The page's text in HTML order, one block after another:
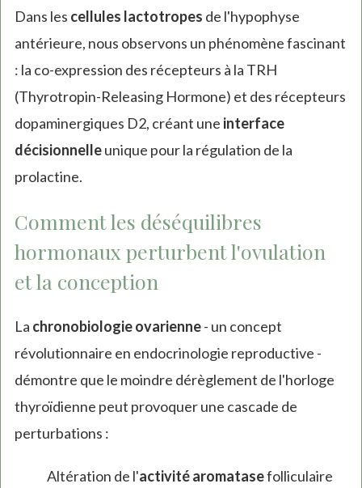
Dans les cellules lactotropes de l'hypophyse
antérieure, nous observons un phénomène fascinant
: la co-expression des récepteurs à la TRH
(Thyrotropin-Releasing Hormone) et des récepteurs
dopaminergiques D2, créant une interface
décisionnelleunique pour la régulation de la
prolactine.
Comment les déséquilibres
hormonaux perturbent l'ovulation
et la conception
La chronobiologie ovarienne- un concept
révolutionnaire en endocrinologie reproductive -
démontre que le moindre dérèglement de l'horloge
thyroïdienne peut provoquer une cascade de
perturbations :
Altération de l'activité aromatasefolliculaire